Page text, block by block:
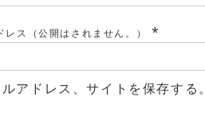
レス（公開はされません。） *
アドレス、サイトを保存する。